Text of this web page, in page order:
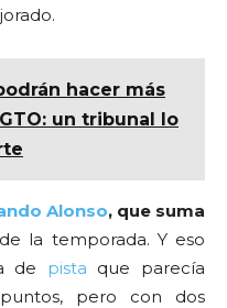
hacer más
un tribunal lo
Alonso, que suma
de la temporada. Y eso
de pista que parecía
pero con dos